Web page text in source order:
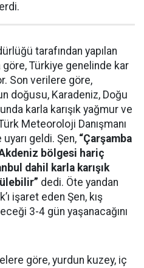
tarafından yapılan
göre, Türkiye genelinde kar
Son verilere göre,
doğusu, Karadeniz, Doğu
karla karışık yağmur ve
Meteoroloji Danışmanı
geldi. Şen, “Çarşamba
Akdeniz bölgesi hariç
dahil karla karışık
dedi. Öte yandan
işaret eden Şen, kış
3-4 gün yaşanacağını
göre, yurdun kuzey, iç